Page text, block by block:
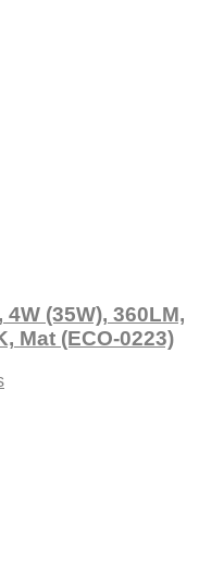
(35W), 360LM,
Mat (ECO-0223)